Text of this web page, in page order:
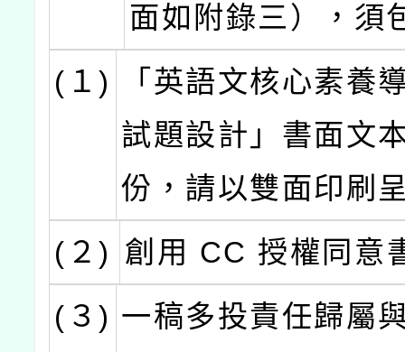
面如附錄三），須
(１)
「英語文核心素養
試題設計」書面文
份，請以雙面印刷
(２) 創用 CC 授權同意
(３) 一稿多投責任歸屬